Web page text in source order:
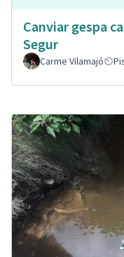
Canviar gespa
Segur
Carme Vilamajó